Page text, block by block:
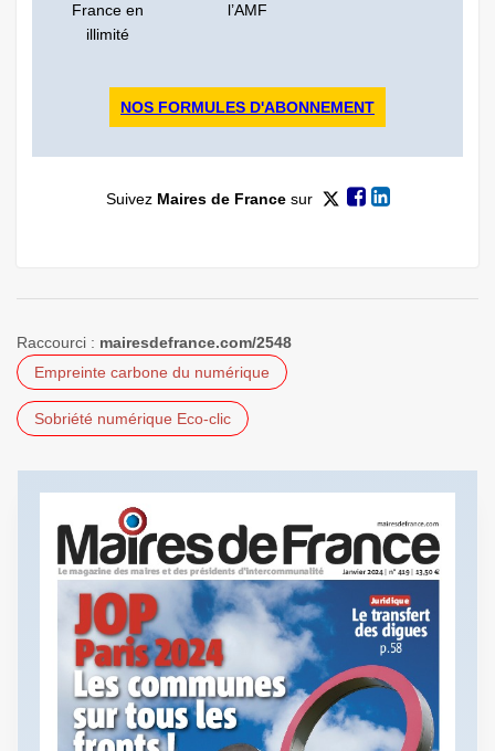
France en
illimité
l’AMF
NOS FORMULES D'ABONNEMENT
Suivez Maires de Francesur
Raccourci : mairesdefrance.com/2548
Empreinte carbone du numérique
Sobriété numérique Eco-clic